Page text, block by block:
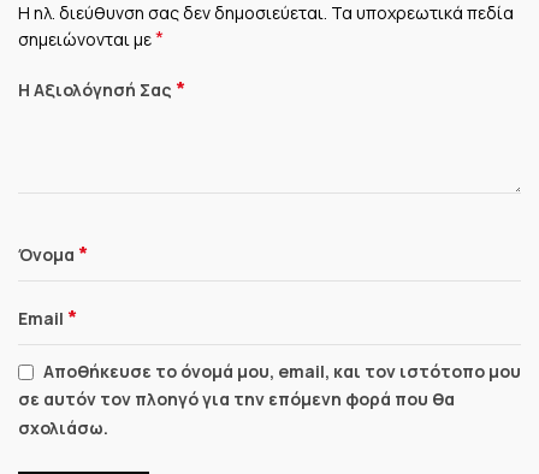
Η ηλ. διεύθυνση σας δεν δημοσιεύεται. Τα υποχρεωτικά πεδία
σημειώνονται με*
Η Αξιολόγησή Σας *
Όνομα *
Email *
Αποθήκευσε το όνομά μου, email, και τον ιστότοπο μου
σε αυτόν τον πλοηγό για την επόμενη φορά που θα
σχολιάσω.